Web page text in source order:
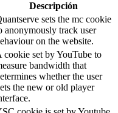
Descripción
sets the mc cookie
anonymously track user
on the website.
cookie set by YouTube to
bandwidth that
whether the user
the new or old player